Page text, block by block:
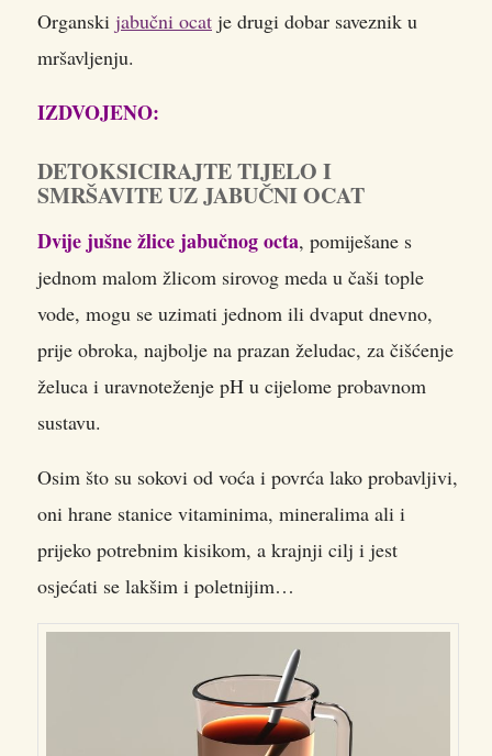
Organski jabučni ocat je drugi dobar saveznik u
mršavljenju.
IZDVOJENO:
DETOKSICIRAJTE TIJELO I
SMRŠAVITE UZ JABUČNI OCAT
Dvije jušne žlice jabučnog octa, pomiješane s
jednom malom žlicom sirovog meda u čaši tople
vode, mogu se uzimati jednom ili dvaput dnevno,
prije obroka, najbolje na prazan želudac, za čišćenje
želuca i uravnoteženje pH u cijelome probavnom
sustavu.
Osim što su sokovi od voća i povrća lako probavljivi,
oni hrane stanice vitaminima, mineralima ali i
prijeko potrebnim kisikom, a krajnji cilj i jest
osjećati se lakšim i poletnijim…